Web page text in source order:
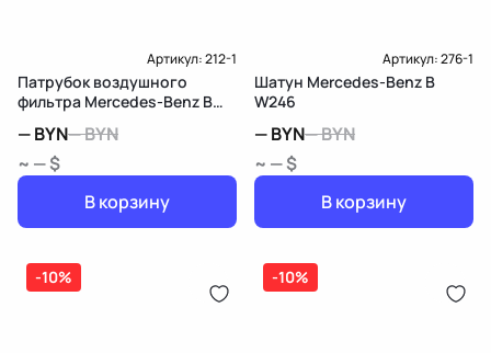
Артикул:212-1
Патрубок воздушного
фильтра Mercedes-Benz B
—BYN—BYN
~ — $
В корзину
Артикул:276-1
Шатун Mercedes-Benz B
W246
—BYN—BYN
~ — $
В корзину
-10% -10%